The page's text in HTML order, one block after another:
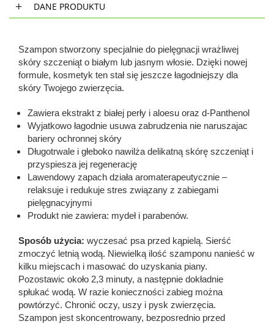
DANE PRODUKTU
Szampon stworzony specjalnie do pielęgnacji wrażliwej
skóry szczeniąt o białym lub jasnym włosie. Dzięki nowej
formule, kosmetyk ten stał się jeszcze łagodniejszy dla
skóry Twojego zwierzęcia.
Zawiera ekstrakt z białej perły i aloesu oraz d-Panthenol
Wyjatkowo łagodnie usuwa zabrudzenia nie naruszajac
bariery ochronnej skóry
Długotrwale i głeboko nawilża delikatną skórę szczeniąt i
przyspiesza jej regenerację
Lawendowy zapach działa aromaterapeutycznie –
relaksuje i redukuje stres związany z zabiegami
pielęgnacyjnymi
Produkt nie zawiera: mydeł i parabenów.
Sposób użycia: wyczesać psa przed kąpielą. Sierść
zmoczyć letnią wodą. Niewielką ilość szamponu nanieść w
kilku miejscach i masować do uzyskania piany.
Pozostawic około 2,3 minuty, a następnie dokładnie
spłukać wodą. W razie konieczności zabieg można
powtórzyć. Chronić oczy, uszy i pysk zwierzęcia.
Szampon jest skoncentrowany, bezposrednio przed